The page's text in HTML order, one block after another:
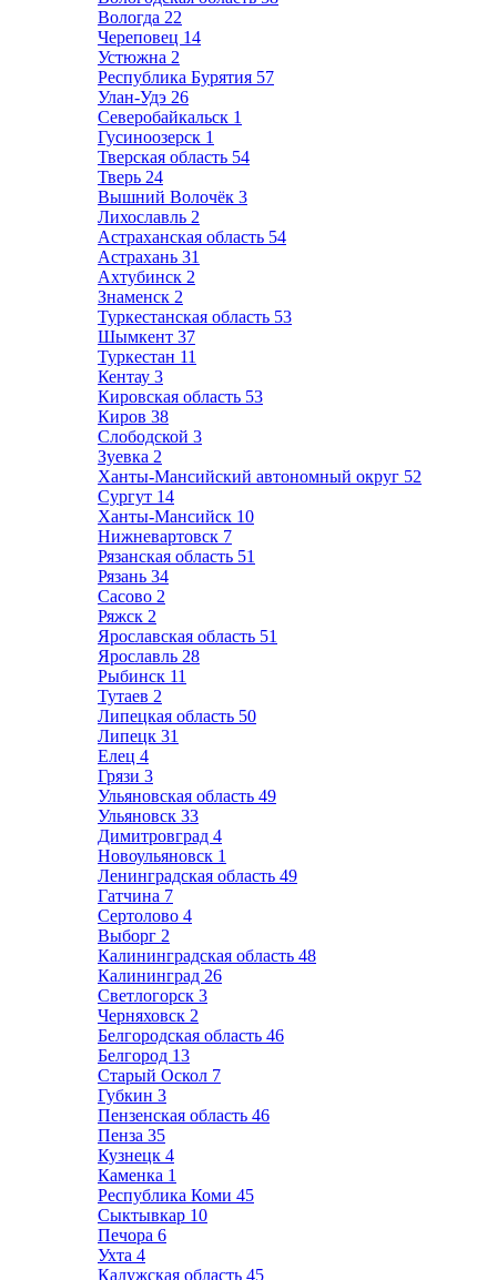
Вологда 22
Череповец 14
Устюжна 2
Республика Бурятия 57
Улан-Удэ 26
Северобайкальск 1
Гусиноозерск 1
Тверская область 54
Тверь 24
Вышний Волочёк 3
Лихославль 2
Астраханская область 54
Астрахань 31
Ахтубинск 2
Знаменск 2
Туркестанская область 53
Шымкент 37
Туркестан 11
Кентау 3
Кировская область 53
Киров 38
Слободской 3
Зуевка 2
Ханты-Мансийский автономный округ 52
Сургут 14
Ханты-Мансийск 10
Нижневартовск 7
Рязанская область 51
Рязань 34
Сасово 2
Ряжск 2
Ярославская область 51
Ярославль 28
Рыбинск 11
Тутаев 2
Липецкая область 50
Липецк 31
Елец 4
Грязи 3
Ульяновская область 49
Ульяновск 33
Димитровград 4
Новоульяновск 1
Ленинградская область 49
Гатчина 7
Сертолово 4
Выборг 2
Калининградская область 48
Калининград 26
Светлогорск 3
Черняховск 2
Белгородская область 46
Белгород 13
Старый Оскол 7
Губкин 3
Пензенская область 46
Пенза 35
Кузнецк 4
Каменка 1
Республика Коми 45
Сыктывкар 10
Печора 6
Ухта 4
Калужская область 45